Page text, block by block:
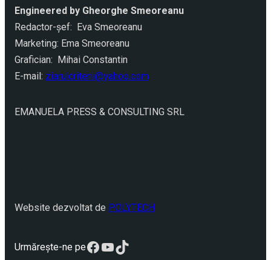
Engineered by Gheorghe Smeoreanu
Redactor-şef: Eva Smeoreanu
Marketing: Ema Smeoreanu
Grafician: Mihai Constantin
E-mail: ziarulcriterii@yahoo.com
EMANUELA PRESS & CONSULTING SRL
Website dezvoltat de POLYTECH
Urmărește-ne peFacebook
YouTube
TikTok